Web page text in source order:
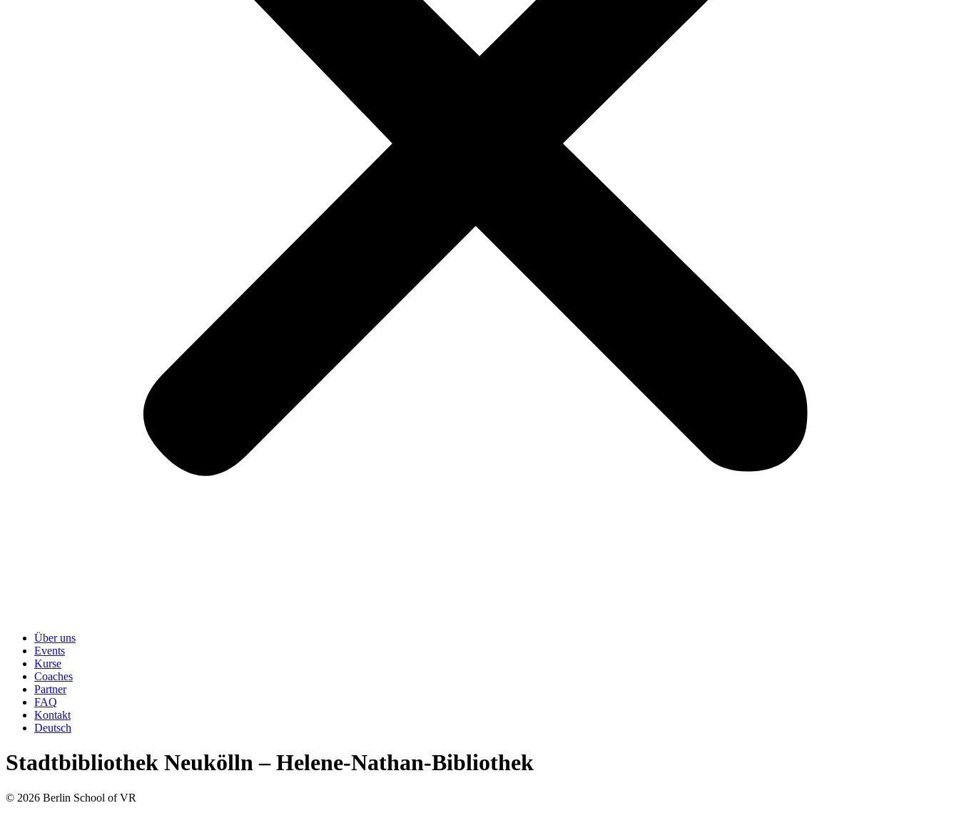
Über uns
Events
Kurse
Coaches
Partner
FAQ
Kontakt
Deutsch
Stadtbibliothek Neukölln – Helene-Nathan-Bibliothek
© 2026 Berlin School of VR